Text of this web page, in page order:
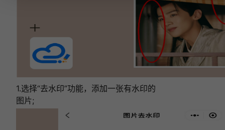
1.选择“去水印”功能，添加一张有水印的
图片;
去水印软件都有哪些？这10款好用的去水印软件
帮你轻松去除！
如何去除图片文字水印？不妨试试这4种图片去